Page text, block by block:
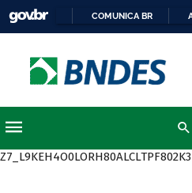
COMUNICA BR
Z7_L9KEH4O0LORH80ALCLTPF802K3